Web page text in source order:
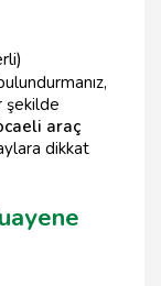
şekilde
araç
dikkat